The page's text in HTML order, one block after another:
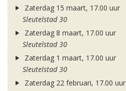
Zaterdag 15 maart, 17.00 uur
Sleutelstad 30
Zaterdag 8 maart, 17.00 uur
Sleutelstad 30
Zaterdag 1 maart, 17.00 uur
Sleutelstad 30
Zaterdag 22 februari, 17.00 uur